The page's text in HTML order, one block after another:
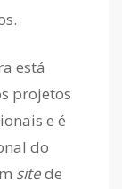
está
projetos
e é
do
sitede